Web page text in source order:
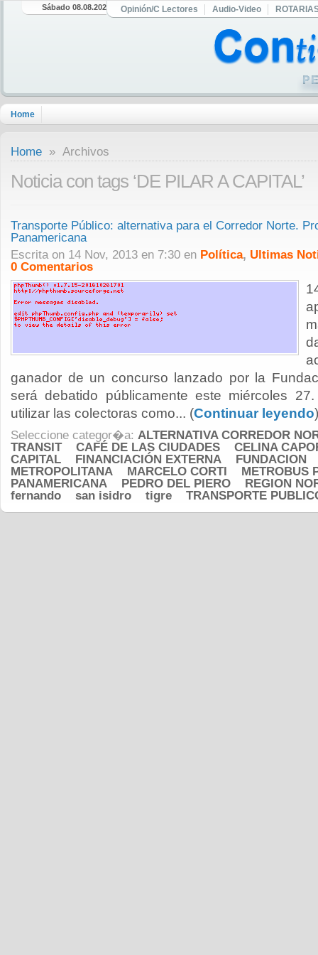
Sábado 08.08.2026 Opinión/C Lectores Audio-Video
Home
Home » Archivos
Noticia con tags ‘DE PILAR A CAPITAL’
Transporte Público: alternativa para el Corredor Norte.
Panamericana
Escrita on 14 Nov, 2013 en 7:30 en Política, Ultimas
0 Comentarios
ganador de un concurso lanzado por la
será debatido públicamente este miércoles
utilizar las colectoras como... (Continuar leyendo)
Seleccione categor�a: ALTERNATIVA CORREDOR
TRANSIT
CAFÉ DE LAS CIUDADES
CELINA
CAPITAL
FINANCIACIÓN EXTERNA
FUNDACION
METROPOLITANA
MARCELO CORTI
METROBUS
PANAMERICANA
PEDRO DEL PIERO
REGION
fernando
san isidro tigre TRANSPORTE